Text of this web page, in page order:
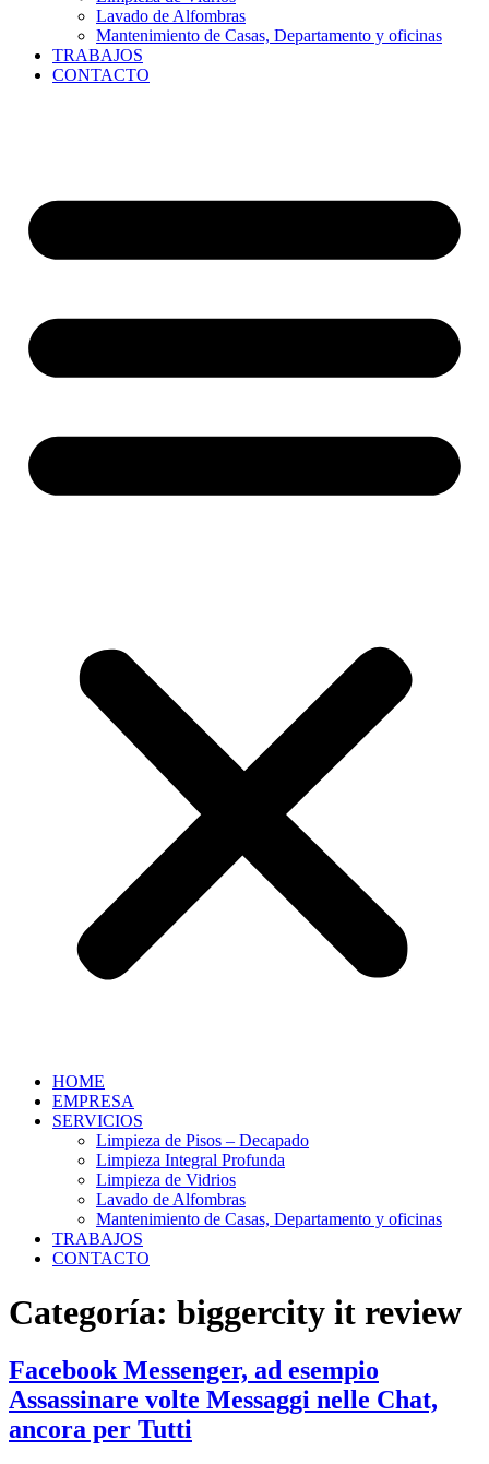
Lavado de Alfombras
Mantenimiento de Casas, Departamento y oficinas
TRABAJOS
CONTACTO
HOME
EMPRESA
SERVICIOS
Limpieza de Pisos – Decapado
Limpieza Integral Profunda
Limpieza de Vidrios
Lavado de Alfombras
Mantenimiento de Casas, Departamento y oficinas
TRABAJOS
CONTACTO
Categoría: biggercity it review
Facebook Messenger, ad esempio
Assassinare volte Messaggi nelle Chat,
ancora per Tutti